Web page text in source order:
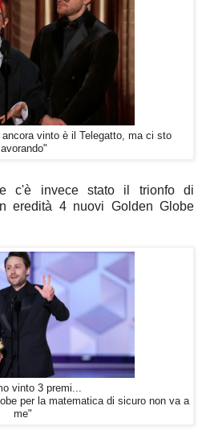
vinto è il Telegatto, ma ci sto
lavorando"
c'è invece stato il trionfo di
eredità 4 nuovi Golden Globe
vinto 3 premi...
per la matematica di sicuro non va a
me"